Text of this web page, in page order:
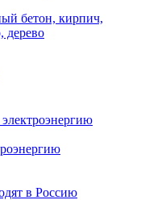
бетон, кирпич,
дерево
в Россию